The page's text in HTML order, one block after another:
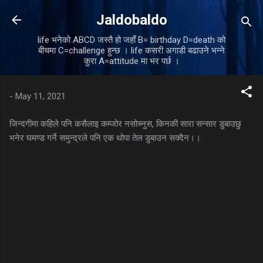
Skip to main content
Jaldobaldo
life भनेको ABCD जस्तै हो जहाँ B= birthday D=death को
बीचमा C=challenge हुन्छ । life कसरी अगाडी बढाउने भन्ने
कुरा A=attitude मा भर पर्छ ।
- May 11, 2021
जिन्दगीमा कहिले पनि कसैलाइ कम्जोर नसोच्नुस, किनकी सारा सन्सार डुबाउछु
भनेर घमण्ड गर्ने समुन्द्रले पनि एक थोपा तेल डुबाउन सक्दैन।।